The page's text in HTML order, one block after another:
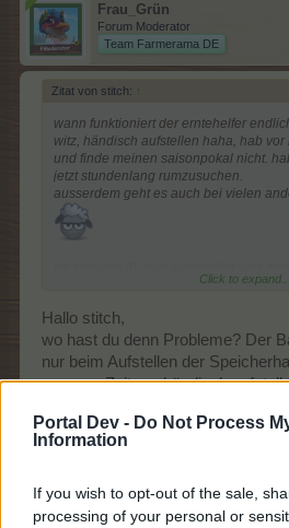
Portal Dev - Do Not Process
Information
If you wish to opt-out of the sale,
processing of your personal or
Frau_Grün
Forum Moderator
Team Farmerama DE
Zitat von stitch: ↑
wann funktioniert der erntehelfer
witz, händisch aufstellen haha, hab
und finde meinen saisonpokal nicht.
jetzt stundenlang rumzusuchen.
ausserdem geht es auch bei vielen
funktionieren oder ich will mein geld
richtet mal das spiel.
wer bezahlt hat auch das recht darauf
Click to expand...
Hallo stitch,
wo hast du denn Probleme? Der
nur beim Aufstellen der
man zur Zeit nur händisch
3 Juni 2026